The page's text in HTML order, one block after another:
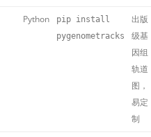
Python
pip install
pygenometracks
出版
级基
因组
轨道
图，
易定
制